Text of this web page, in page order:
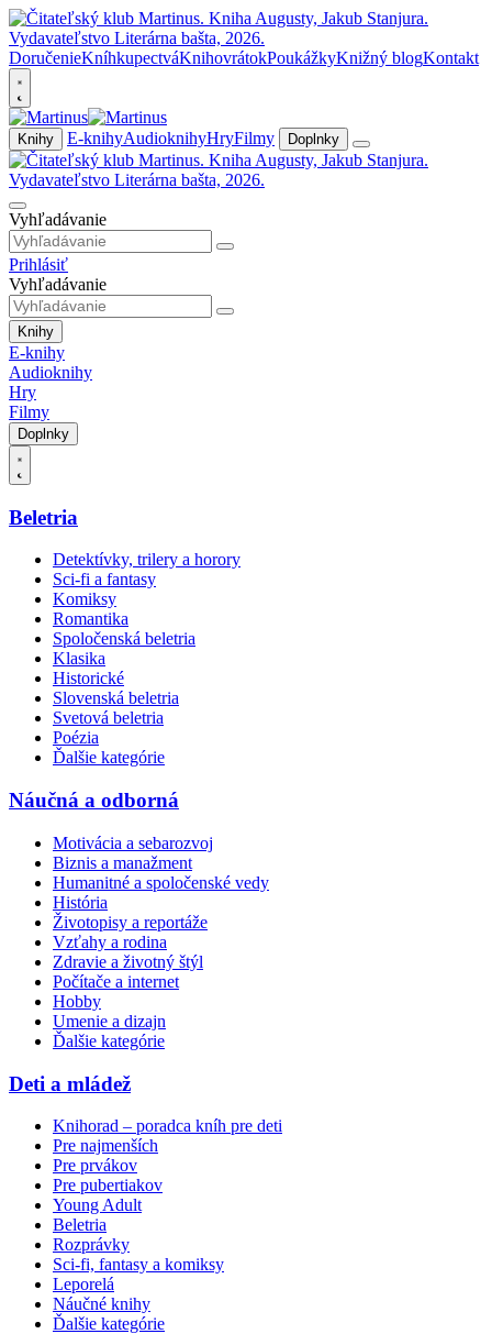
DoručenieKníhkupectváKnihovrátokPoukážkyKnižný blogKontakt
Knihy E-knihyAudioknihyHryFilmy Doplnky
Vyhľadávanie
Prihlásiť
Vyhľadávanie
Knihy
E-knihy
Audioknihy
Hry
Filmy
Doplnky
Beletria
Detektívky, trilery a horory
Sci-fi a fantasy
Komiksy
Romantika
Spoločenská beletria
Klasika
Historické
Slovenská beletria
Svetová beletria
Poézia
Ďalšie kategórie
Náučná a odborná
Motivácia a sebarozvoj
Biznis a manažment
Humanitné a spoločenské vedy
História
Životopisy a reportáže
Vzťahy a rodina
Zdravie a životný štýl
Počítače a internet
Hobby
Umenie a dizajn
Ďalšie kategórie
Deti a mládež
Knihorad – poradca kníh pre deti
Pre najmenších
Pre prvákov
Pre pubertiakov
Young Adult
Beletria
Rozprávky
Sci-fi, fantasy a komiksy
Leporelá
Náučné knihy
Ďalšie kategórie